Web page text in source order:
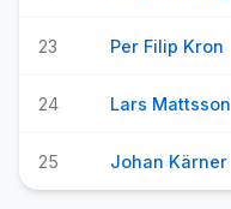
23 Per Filip Kron
24 Lars Mattsson
25 Johan Kärner